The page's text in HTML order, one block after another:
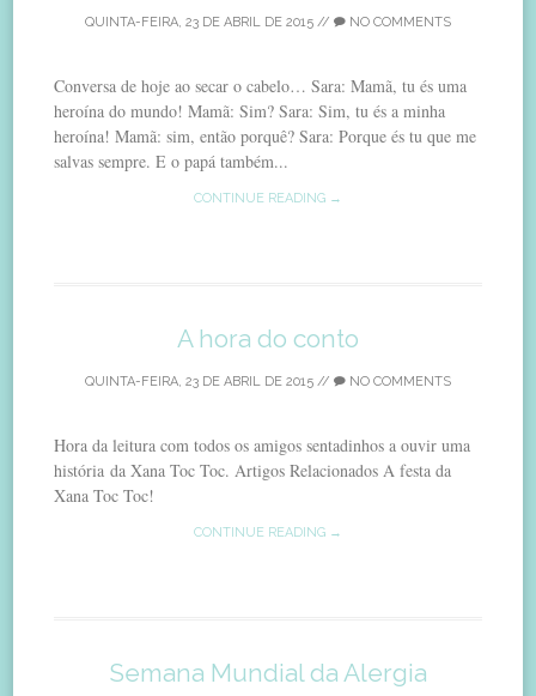
QUINTA-FEIRA, 23 DE ABRIL DE 2015 // NO COMMENTS
Conversa de hoje ao secar o cabelo… Sara: Mamã, tu és uma
heroína do mundo! Mamã: Sim? Sara: Sim, tu és a minha
heroína! Mamã: sim, então porquê? Sara: Porque és tu que me
salvas sempre. E o papá também...
CONTINUE READING →
A hora do conto
QUINTA-FEIRA, 23 DE ABRIL DE 2015 // NO COMMENTS
Hora da leitura com todos os amigos sentadinhos a ouvir uma
história da Xana Toc Toc. Artigos Relacionados A festa da
Xana Toc Toc!
CONTINUE READING →
Semana Mundial da Alergia